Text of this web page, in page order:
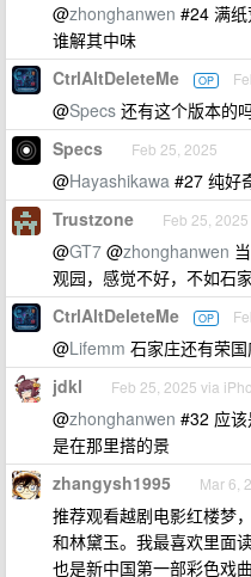
@zhonghanwen #24 满纸
谁解其中味
CtrlAltDeleteMe OP
@Specs 还有这个版本的
Specs Feb 25, 2025
@Hayashikawa #27 纯好
Trustzone Feb 25, 2025
@GT7 @zhonghanwen
观园，感觉不好，不如石
CtrlAltDeleteMe OP
@Lifemm 石家庄还有荣国
jdkl Feb 25, 2025 via
@zhonghanwen #32 应
是在那里搭的景
zhangysh1995 Mar 6,
推荐观看越剧电影红楼梦
和林黛玉。我最喜欢里面
也是新中国第一部彩色戏